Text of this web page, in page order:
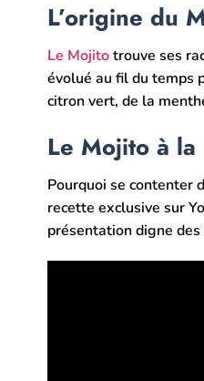
L’origine du
Le Mojitotrouve ses
évolué au fil du temps
citron vert, de la
Le Mojito à la
Pourquoi se contenter
recette exclusive sur
présentation digne